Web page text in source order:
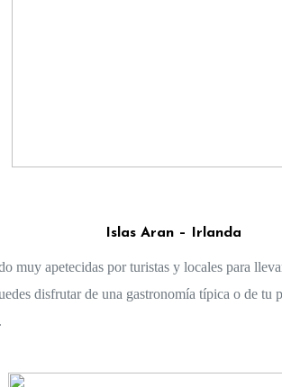
Islas Aran – Irlanda
muy apetecidas por turistas y locales para
disfrutar de una gastronomía típica o de tu